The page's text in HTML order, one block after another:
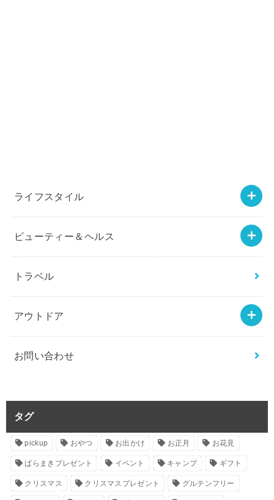
ライフスタイル
ビューティー＆ヘルス
トラベル
アウトドア
お問い合わせ
タグ
pickup おやつ お出かけ お正月 お花見
ばらまきプレゼント イベント キャンプ ギフト
クリスマス クリスマスプレゼント グルテンフリー